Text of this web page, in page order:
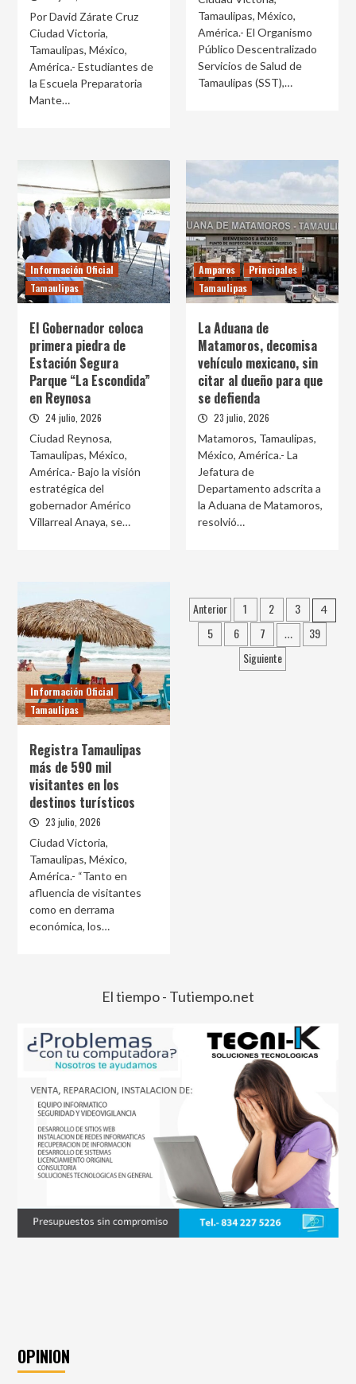
Por David Zárate Cruz
Ciudad Victoria,
Tamaulipas, México,
América.- Estudiantes de
la Escuela Preparatoria
Mante…
Tamaulipas, México,
América.- El Organismo
Público Descentralizado
Servicios de Salud de
Tamaulipas (SST),…
Información Oficial
Tamaulipas
El Gobernador coloca
primera piedra de
Estación Segura
Parque “La Escondida”
en Reynosa
24 julio, 2026
Ciudad Reynosa,
Tamaulipas, México,
América.- Bajo la visión
estratégica del
gobernador Américo
Villarreal Anaya, se…
Amparos
Principales
Tamaulipas
La Aduana de
Matamoros, decomisa
vehículo mexicano, sin
citar al dueño para que
se defienda
23 julio, 2026
Matamoros, Tamaulipas,
México, América.- La
Jefatura de
Departamento adscrita a
la Aduana de Matamoros,
resolvió…
Información Oficial
Tamaulipas
Registra Tamaulipas
más de 590 mil
visitantes en los
destinos turísticos
23 julio, 2026
Ciudad Victoria,
Tamaulipas, México,
América.- “Tanto en
afluencia de visitantes
como en derrama
económica, los…
Paginación
de
entradas
Anterior 1 2 3 4
5 6 7 …
39
Siguiente
El tiempo - Tutiempo.net
OPINION